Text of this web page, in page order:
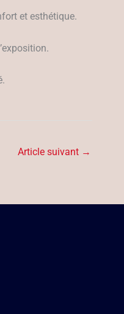
et esthétique.
Article suivant →